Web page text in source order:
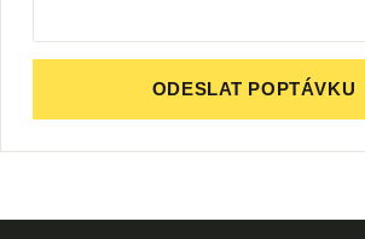
ODESLAT POPTÁVKU